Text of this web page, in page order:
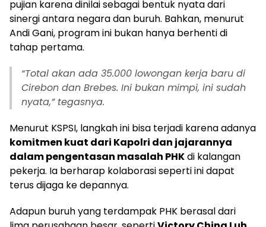
pujian karena dinilai sebagai bentuk nyata dari
sinergi antara negara dan buruh. Bahkan, menurut
Andi Gani, program ini bukan hanya berhenti di
tahap pertama.
“Total akan ada 35.000 lowongan kerja baru di
Cirebon dan Brebes. Ini bukan mimpi, ini sudah
nyata,”tegasnya.
Menurut KSPSI, langkah ini bisa terjadi karena adanya
komitmen kuat dari Kapolri dan jajarannya
dalam pengentasan masalah PHKdi kalangan
pekerja. Ia berharap kolaborasi seperti ini dapat
terus dijaga ke depannya.
Adapun buruh yang terdampak PHK berasal dari